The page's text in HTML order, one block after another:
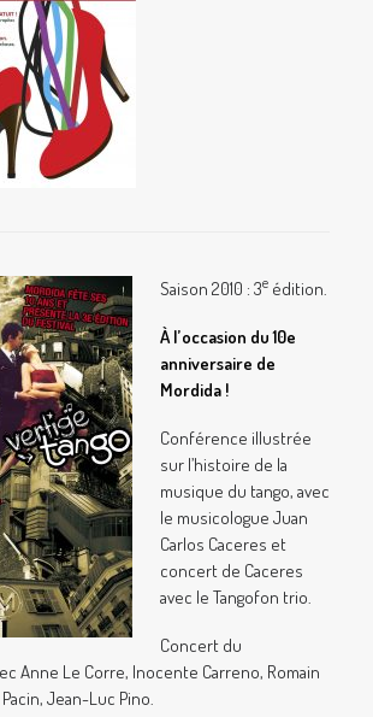
Saison 2010 : 3e édition.
À l’occasion du 10e
anniversaire de
Mordida !
Conférence illustrée
sur l’histoire de la
musique du tango, avec
le musicologue Juan
Carlos Caceres et
concert de Caceres
avec le Tangofon trio.
Concert du
Anne Le Corre, Inocente Carreno, Romain
Jean-Luc Pino.